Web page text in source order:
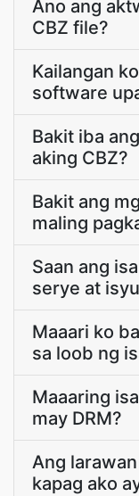
Ano ang
CBZ file?
Kailangan
software
Bakit iba
aking CBZ?
Bakit ang
maling
Saan ang
serye at
Maaari ko
sa loob ng
Maaaring
may DRM?
Ang
kapag ako